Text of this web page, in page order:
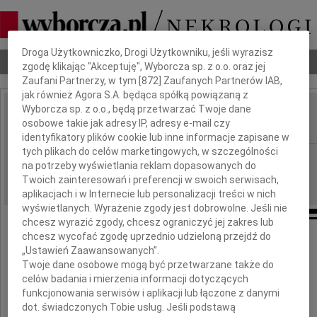
Nekrologi Odeszli Poradnik pogrzebowy
IMIĘ I NAZWISKO: Basia
REGION: Łódź
DATA EMISJI: 20.12.2019
Basiu
Droga Siostro
Dbamy o Twoją prywatność
Droga Użytkowniczko, Drogi Użytkowniku, jeśli wyrazisz
zgodę klikając "Akceptuję", Wyborcza sp. z o.o. oraz jej
Zaufani Partnerzy, w tym [872 ] Zaufanych Partnerów IAB,
jak również Agora S.A. będąca spółką powiązaną z
Wyborcza sp. z o.o., będą przetwarzać Twoje dane
osobowe takie jak adresy IP, adresy e-mail czy
identyfikatory plików cookie lub inne informacje zapisane w
tych plikach do celów marketingowych, w szczególności
na potrzeby wyświetlania reklam dopasowanych do
Twoich zainteresowań i preferencji w swoich serwisach,
aplikacjach i w Internecie lub personalizacji treści w nich
wyświetlanych. Wyrażenie zgody jest dobrowolne. Jeśli nie
chcesz wyrazić zgody, chcesz ograniczyć jej zakres lub
chcesz wycofać zgodę uprzednio udzieloną przejdź do
„Ustawień Zaawansowanych”.
Twoje dane osobowe mogą być przetwarzane także do
celów badania i mierzenia informacji dotyczących
funkcjonowania serwisów i aplikacji lub łączone z danymi
dot. świadczonych Tobie usług. Jeśli podstawą